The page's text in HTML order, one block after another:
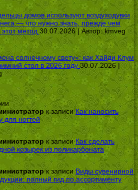
домов используют воздуходувки
— что нужно знать, прежде чем
метод 30.07.2026 | Автор:kmveg
солнечному свету»: как Хайди Клум
стол в 2026 году 30.07.2026 |
к записиКак наносить
для ногтей
к записиКак сделать
козырек из поликарбоната
к записиВиды сувенирной
полный гид по ассортименту